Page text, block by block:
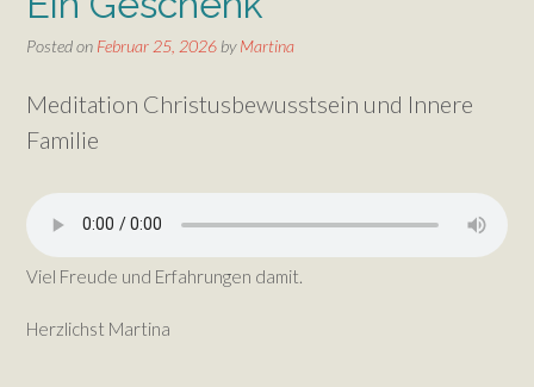
Posted on Februar 25, 2026 byMartina
Meditation Christusbewusstsein und Innere
Familie
Viel Freude und Erfahrungen damit.
Herzlichst Martina